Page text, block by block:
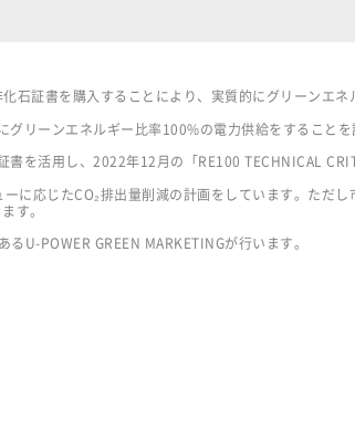
石証書を購入することにより、実質的にグリーンエ
リーンエネルギー比率100%の電力供給をすることを
を活用し、2022年12月の「RE100 TECHNICAL
に応じたCO₂排出量削減の計画をしています。ただ
す。
U-POWER GREEN MARKETINGが行います。